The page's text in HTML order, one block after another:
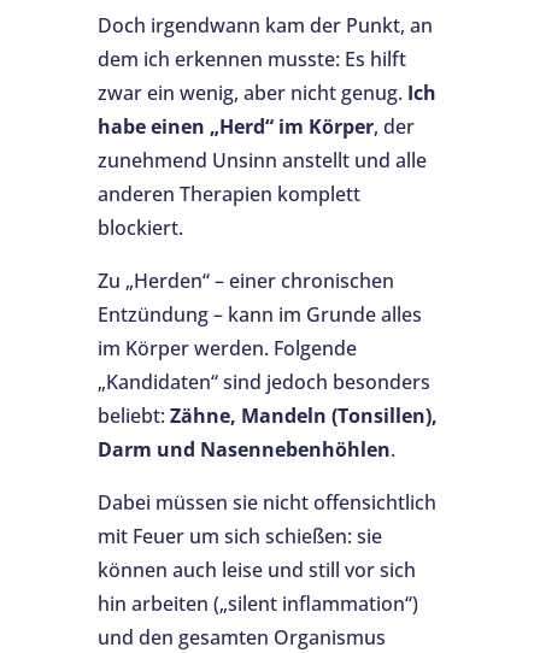
Doch irgendwann kam der Punkt, an
dem ich erkennen musste: Es hilft
zwar ein wenig, aber nicht genug. Ich
habe einen „Herd“ im Körper, der
zunehmend Unsinn anstellt und alle
anderen Therapien komplett
blockiert.
Zu „Herden“ – einer chronischen
Entzündung – kann im Grunde alles
im Körper werden. Folgende
„Kandidaten“ sind jedoch besonders
beliebt: Zähne, Mandeln (Tonsillen),
Darm und Nasennebenhöhlen.
Dabei müssen sie nicht offensichtlich
mit Feuer um sich schießen: sie
können auch leise und still vor sich
hin arbeiten („silent inflammation“)
und den gesamten Organismus